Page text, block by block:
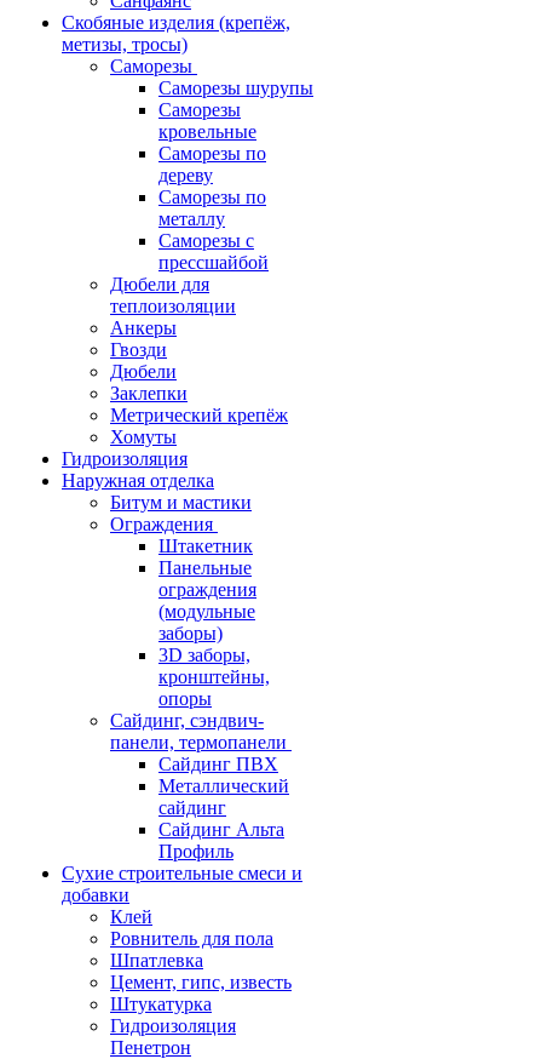
Скобяные изделия (крепёж,
метизы, тросы)
Саморезы
Саморезы шурупы
Саморезы
кровельные
Саморезы по
дереву
Саморезы по
металлу
Саморезы с
прессшайбой
Дюбели для
теплоизоляции
Анкеры
Гвозди
Дюбели
Заклепки
Метрический крепёж
Хомуты
Гидроизоляция
Наружная отделка
Битум и мастики
Ограждения
Штакетник
Панельные
ограждения
(модульные
заборы)
3D заборы,
кронштейны,
опоры
Cайдинг, сэндвич-
панели, термопанели
Сайдинг ПВХ
Металлический
сайдинг
Сайдинг Альта
Профиль
Сухие строительные смеси и
добавки
Клей
Ровнитель для пола
Шпатлевка
Цемент, гипс, известь
Штукатурка
Гидроизоляция
Пенетрон